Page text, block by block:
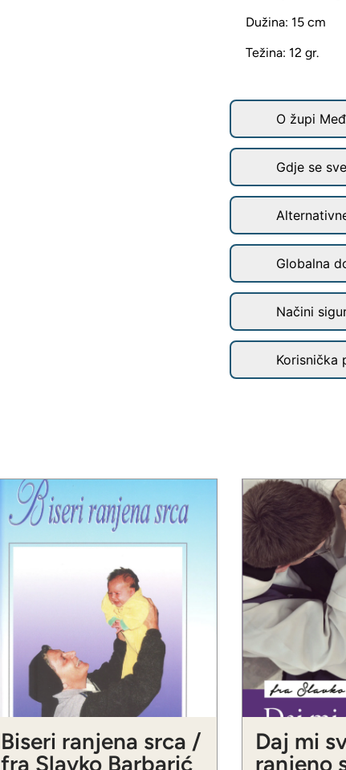
Dužina: 15 cm
Težina: 12 gr.
O župi
Gdje se
Globalna
Načini
Korisnička
Biseri ranjena srca /
fra Slavko Barbarić
Daj mi
ranjeno